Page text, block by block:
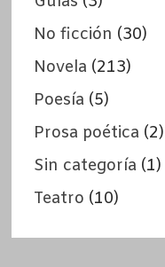
No ficción (30)
Novela (213)
Poesía (5)
Prosa poética (2)
Sin categoría (1)
Teatro (10)